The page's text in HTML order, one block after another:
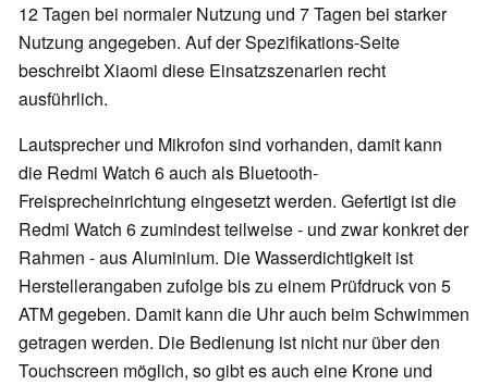
12 Tagen bei normaler Nutzung und 7 Tagen bei starker
Nutzung angegeben. Auf der Spezifikations-Seite
beschreibt Xiaomi diese Einsatzszenarien recht
ausführlich.
Lautsprecher und Mikrofon sind vorhanden, damit kann
die Redmi Watch 6 auch als Bluetooth-
Freisprecheinrichtung eingesetzt werden. Gefertigt ist die
Redmi Watch 6 zumindest teilweise - und zwar konkret der
Rahmen - aus Aluminium. Die Wasserdichtigkeit ist
Herstellerangaben zufolge bis zu einem Prüfdruck von 5
ATM gegeben. Damit kann die Uhr auch beim Schwimmen
getragen werden. Die Bedienung ist nicht nur über den
Touchscreen möglich, so gibt es auch eine Krone und